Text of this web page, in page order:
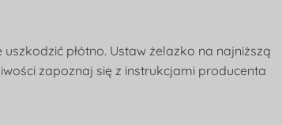
płótno. Ustaw żelazko na najniższą
zapoznaj się z instrukcjami producenta